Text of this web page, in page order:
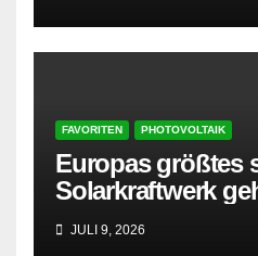
FAVORITEN PHOTOVOLTAIK
Europas größtes
Solarkraftwerk
AMPYR
JULI 9, 2026